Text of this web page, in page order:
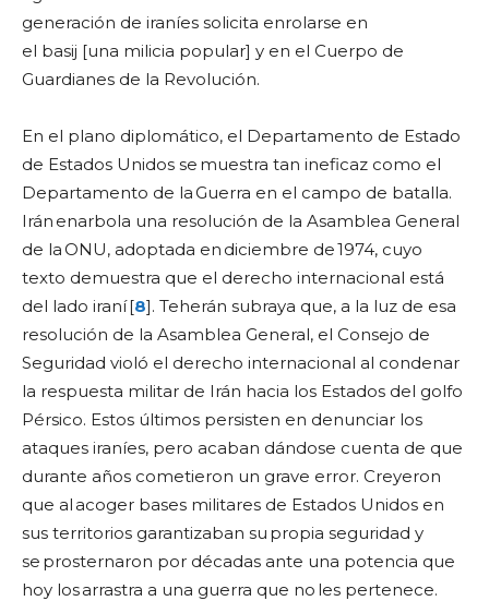
generación de iraníes solicita enrolarse en
el basij [una milicia popular] y en el Cuerpo de
Guardianes de la Revolución.
En el plano diplomático, el Departamento de Estado
de Estados Unidos se muestra tan ineficaz como el
Departamento de la Guerra en el campo de batalla.
Irán enarbola una resolución de la Asamblea General
de la ONU, adoptada en diciembre de 1974, cuyo
texto demuestra que el derecho internacional está
del lado iraní [8]. Teherán subraya que, a la luz de esa
resolución de la Asamblea General, el Consejo de
Seguridad violó el derecho internacional al condenar
la respuesta militar de Irán hacia los Estados del golfo
Pérsico. Estos últimos persisten en denunciar los
ataques iraníes, pero acaban dándose cuenta de que
durante años cometieron un grave error. Creyeron
que al acoger bases militares de Estados Unidos en
sus territorios garantizaban su propia seguridad y
se prosternaron por décadas ante una potencia que
hoy los arrastra a una guerra que no les pertenece.